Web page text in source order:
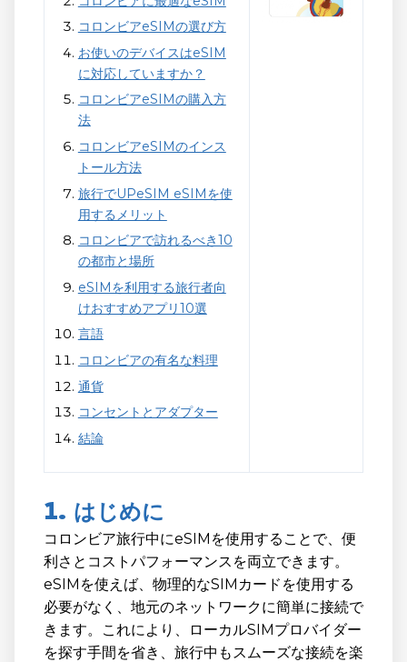
コロンビアeSIMの選び方
お使いのデバイスはeSIM
に対応していますか？
コロンビアeSIMの購入方
法
コロンビアeSIMのインス
トール方法
旅行でUPeSIM eSIMを使
用するメリット
コロンビアで訪れるべき10
の都市と場所
eSIMを利用する旅行者向
けおすすめアプリ10選
言語
コロンビアの有名な料理
通貨
コンセントとアダプター
結論
1. はじめに
コロンビア旅行中にeSIMを使用することで、便
利さとコストパフォーマンスを両立できます。
eSIMを使えば、物理的なSIMカードを使用する
必要がなく、地元のネットワークに簡単に接続で
きます。これにより、ローカルSIMプロバイダー
を探す手間を省き、旅行中もスムーズな接続を楽